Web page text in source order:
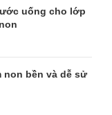
uống cho lớp
non bền và dễ sử